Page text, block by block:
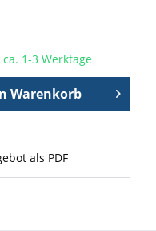
1-3 Werktage
Warenkorb
als PDF